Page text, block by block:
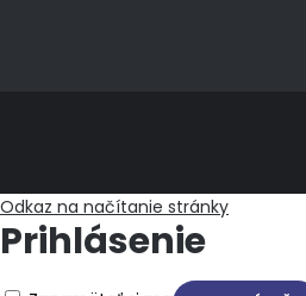
Odkaz na načítanie stránky
Prihlásenie